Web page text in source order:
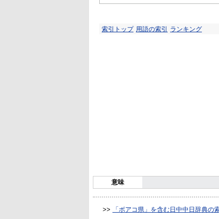
索引トップ 用語の索引 ランキング
意味
>> 「ボアコ県」を含む日中中日辞典の